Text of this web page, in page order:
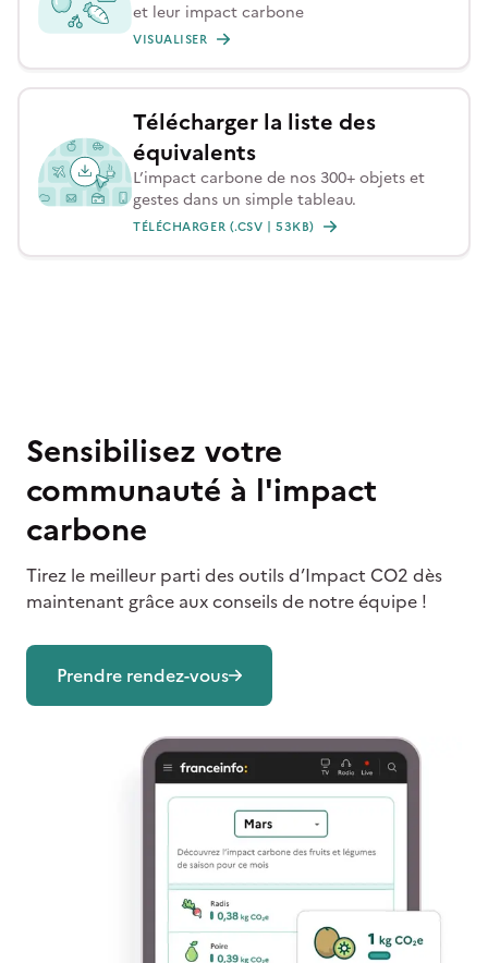
et leur impact carbone
VISUALISER
Télécharger la liste des
équivalents
L’impact carbone de nos 300+ objets et
gestes dans un simple tableau.
TÉLÉCHARGER (.CSV | 53KB)
Sensibilisez votre
communauté à l'impact
carbone
Tirez le meilleur parti des outils d’Impact CO2 dès
maintenant grâce aux conseils de notre équipe !
Prendre rendez-vous